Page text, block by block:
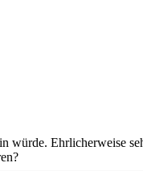
würde. Ehrlicherweise